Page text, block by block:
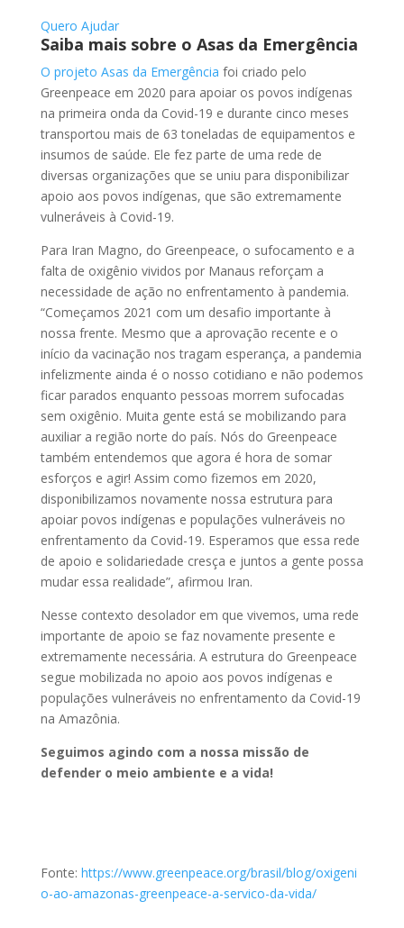
Quero Ajudar
Saiba mais sobre o Asas da Emergência
O projeto Asas da Emergência foi criado pelo
Greenpeace em 2020 para apoiar os povos indígenas
na primeira onda da Covid-19 e durante cinco meses
transportou mais de 63 toneladas de equipamentos e
insumos de saúde. Ele fez parte de uma rede de
diversas organizações que se uniu para disponibilizar
apoio aos povos indígenas, que são extremamente
vulneráveis à Covid-19.
Para Iran Magno, do Greenpeace, o sufocamento e a
falta de oxigênio vividos por Manaus reforçam a
necessidade de ação no enfrentamento à pandemia.
“Começamos 2021 com um desafio importante à
nossa frente. Mesmo que a aprovação recente e o
início da vacinação nos tragam esperança, a pandemia
infelizmente ainda é o nosso cotidiano e não podemos
ficar parados enquanto pessoas morrem sufocadas
sem oxigênio. Muita gente está se mobilizando para
auxiliar a região norte do país. Nós do Greenpeace
também entendemos que agora é hora de somar
esforços e agir! Assim como fizemos em 2020,
disponibilizamos novamente nossa estrutura para
apoiar povos indígenas e populações vulneráveis no
enfrentamento da Covid-19. Esperamos que essa rede
de apoio e solidariedade cresça e juntos a gente possa
mudar essa realidade”, afirmou Iran.
Nesse contexto desolador em que vivemos, uma rede
importante de apoio se faz novamente presente e
extremamente necessária. A estrutura do Greenpeace
segue mobilizada no apoio aos povos indígenas e
populações vulneráveis no enfrentamento da Covid-19
na Amazônia.
Seguimos agindo com a nossa missão de
defender o meio ambiente e a vida!
Fonte: https://www.greenpeace.org/brasil/blog/oxigeni
o-ao-amazonas-greenpeace-a-servico-da-vida/